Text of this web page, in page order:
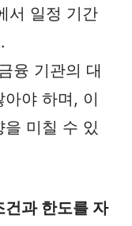
서 일정 기간
융 기관의 대
야 하며, 이
미칠 수 있
과 한도를 자